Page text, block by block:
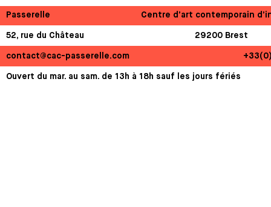
Passerelle Centre d’art contemporain
52, rue du Château 29200 Brest
contact@cac-passerelle.com
Ouvert du mar. au sam. de 13h à 18h sauf les jours fériés